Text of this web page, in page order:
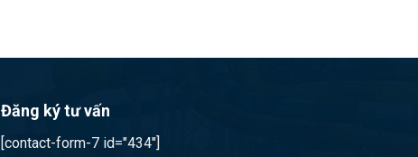
Đăng ký tư vấn
[contact-form-7 id="434"]